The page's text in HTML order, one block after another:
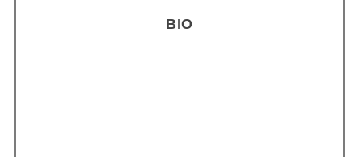
BIO